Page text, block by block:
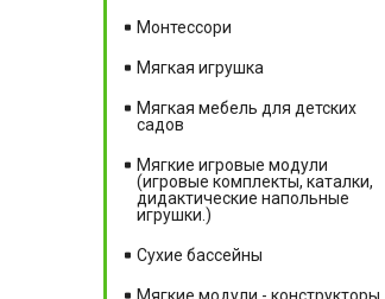
Монтессори
Мягкая игрушка
Мягкая мебель для детских
садов
Мягкие игровые модули
(игровые комплекты, каталки,
дидактические напольные
игрушки.)
Сухие бассейны
Мягкие модули - конструкторы